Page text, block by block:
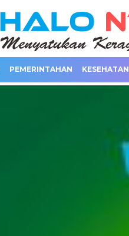
PEMERINTAHAN KESEHATAN